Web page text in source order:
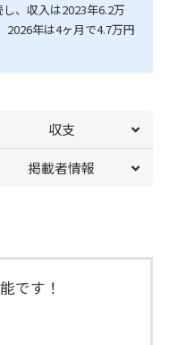
、収入は2023年6.2万
2026年は4ヶ月で4.7万円
収支
掲載者情報
です！